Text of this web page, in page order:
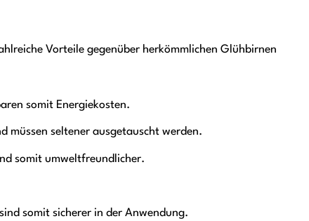
Vorteile gegenüber herkömmlichen Glühbirnen
somit Energiekosten.
müssen seltener ausgetauscht werden.
somit umweltfreundlicher.
somit sicherer in der Anwendung.